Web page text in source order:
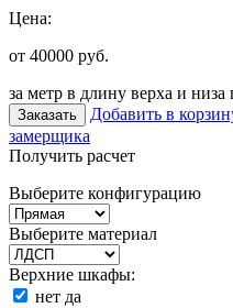
Цена:
от 40000 руб.
за метр в длину верха и низа
Заказать Добавить в
замерщика
Получить расчет
Выберите конфигурацию
Выберите материал
Верхние шкафы:
нет да